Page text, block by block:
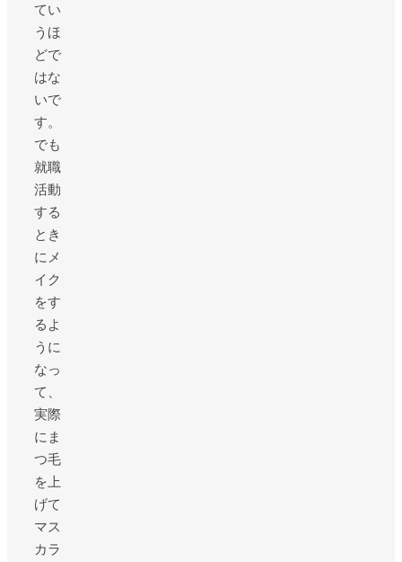
てい
うほ
どで
はな
いで
す。
でも
就職
活動
する
とき
にメ
イク
をす
るよ
うに
なっ
て、
実際
にま
つ毛
を上
げて
マス
カラ